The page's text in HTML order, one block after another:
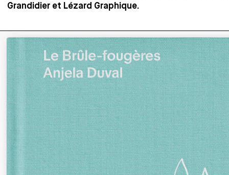
Grandidier et Lézard Graphique.